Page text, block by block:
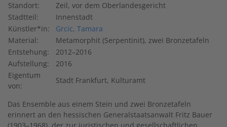
Standort:
Zeil, vor dem Oberlandesgericht
Stadtteil:
Innenstadt
Künstler*in:
Grcic, Tamara
Material:
Metamorphit (Serpentinit), zwei Bronzetafeln
Entstehung:
2012–2016
Aufstellung:
2016
Eigentum
von:
Stadt Frankfurt, Kulturamt
Das Ensemble aus einem Stein und zwei Bronzetafeln
erinnert an den hessischen Generalstaatsanwalt Fritz Bauer